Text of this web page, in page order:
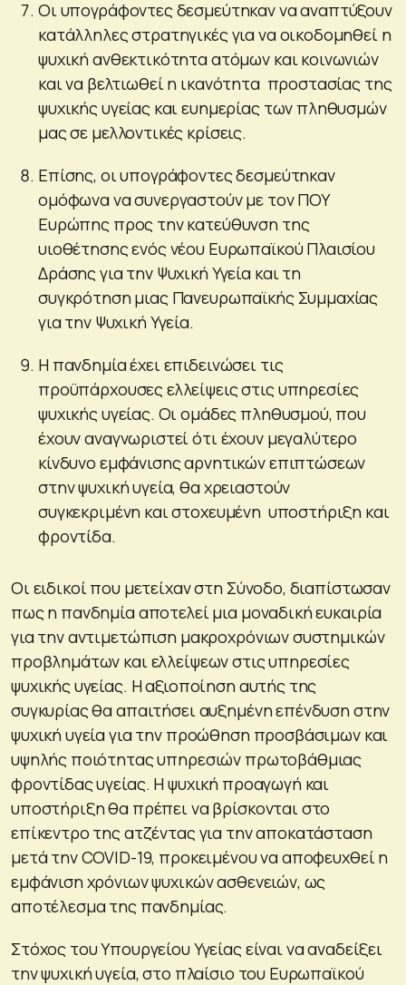
Οι υπογράφοντες δεσμεύτηκαν να αναπτύξουν
κατάλληλες στρατηγικές για να οικοδομηθεί η
ψυχική ανθεκτικότητα ατόμων και κοινωνιών
και να βελτιωθεί η ικανότητα προστασίας της
ψυχικής υγείας και ευημερίας των πληθυσμών
μας σε μελλοντικές κρίσεις.
Επίσης, οι υπογράφοντες δεσμεύτηκαν
ομόφωνα να συνεργαστούν με τον ΠΟΥ
Ευρώπης προς την κατεύθυνση της
υιοθέτησης ενός νέου Ευρωπαϊκού Πλαισίου
Δράσης για την Ψυχική Υγεία και τη
συγκρότηση μιας Πανευρωπαϊκής Συμμαχίας
για την Ψυχική Υγεία.
Η πανδημία έχει επιδεινώσει τις
προϋπάρχουσες ελλείψεις στις υπηρεσίες
ψυχικής υγείας. Οι ομάδες πληθυσμού, που
έχουν αναγνωριστεί ότι έχουν μεγαλύτερο
κίνδυνο εμφάνισης αρνητικών επιπτώσεων
στην ψυχική υγεία, θα χρειαστούν
συγκεκριμένη και στοχευμένη υποστήριξη και
φροντίδα.
Οι ειδικοί που μετείχαν στη Σύνοδο, διαπίστωσαν
πως η πανδημία αποτελεί μια μοναδική ευκαιρία
για την αντιμετώπιση μακροχρόνιων συστημικών
προβλημάτων και ελλείψεων στις υπηρεσίες
ψυχικής υγείας. Η αξιοποίηση αυτής της
συγκυρίας θα απαιτήσει αυξημένη επένδυση στην
ψυχική υγεία για την προώθηση προσβάσιμων και
υψηλής ποιότητας υπηρεσιών πρωτοβάθμιας
φροντίδας υγείας. Η ψυχική προαγωγή και
υποστήριξη θα πρέπει να βρίσκονται στο
επίκεντρο της ατζέντας για την αποκατάσταση
μετά την COVID-19, προκειμένου να αποφευχθεί η
εμφάνιση χρόνιων ψυχικών ασθενειών, ως
αποτέλεσμα της πανδημίας.
Στόχος του Υπουργείου Υγείας είναι να αναδείξει
την ψυχική υγεία, στο πλαίσιο του Ευρωπαϊκού